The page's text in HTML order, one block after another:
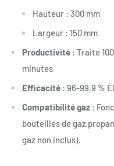
Hauteur : 300 mm
Largeur : 150 mm
Productivité : Traite
minutes
Efficacité : 96-99,9 %
Compatibilité gaz :
bouteilles de gaz
gaz non inclus).